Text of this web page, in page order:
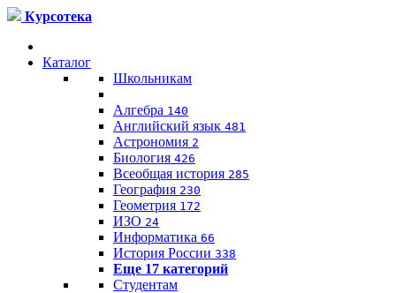
Курсотека
Каталог
Школьникам
Алгебра 140
Английский язык 481
Астрономия 2
Биология 426
Всеобщая история 285
География 230
Геометрия 172
ИЗО 24
Информатика 66
История России 338
Еще 17 категорий
Студентам